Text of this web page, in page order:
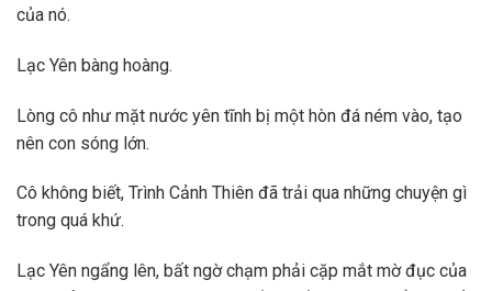
của nó.
Lạc Yên bàng hoàng.
Lòng cô như mặt nước yên tĩnh bị một hòn đá ném vào, tạo
nên con sóng lớn.
Cô không biết, Trình Cảnh Thiên đã trải qua những chuyện gì
trong quá khứ.
Lạc Yên ngẩng lên, bất ngờ chạm phải cặp mắt mờ đục của